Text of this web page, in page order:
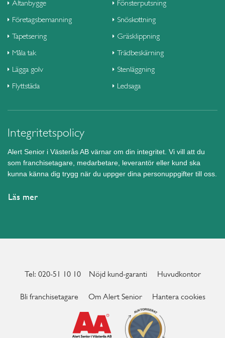
Altanbygge
Företagsbemanning
Tapetsering
Måla tak
Lägga golv
Flyttstäda
Fönsterputsning
Snöskottning
Gräsklippning
Trädbeskärning
Stenläggning
Ledsaga
Integritetspolicy
Alert Senior i Västerås AB värnar om din integritet. Vi vill att du
som franchisetagare, medarbetare, leverantör eller kund ska
kunna känna dig trygg när du uppger dina personuppgifter till oss.
Läs mer
Tel: 020-51 10 10 Nöjd kund-garanti Huvudkontor
Bli franchisetagare Om Alert Senior Hantera cookies